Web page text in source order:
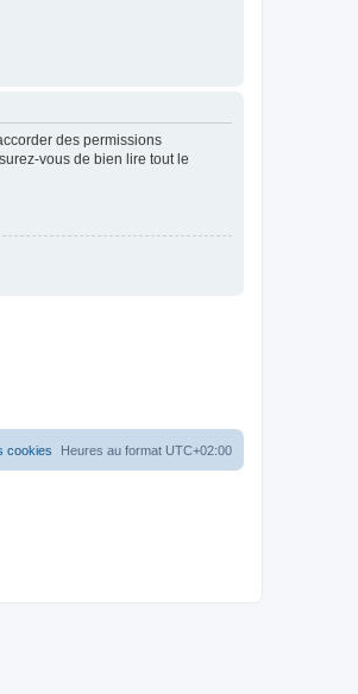
des permissions
vous de bien lire tout le
Heures au format UTC+02:00
cookies